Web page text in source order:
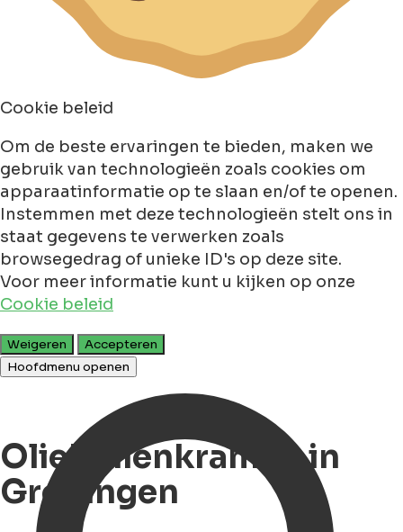
Cookie beleid
Om de beste ervaringen te bieden, maken we
gebruik van technologieën zoals cookies om
apparaatinformatie op te slaan en/of te openen.
Instemmen met deze technologieën stelt ons in
staat gegevens te verwerken zoals
browsegedrag of unieke ID's op deze site.
Voor meer informatie kunt u kijken op onze
Cookie beleid
Weigeren
Accepteren
Hoofdmenu openen
Oliebollenkramen in
Groningen